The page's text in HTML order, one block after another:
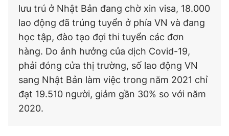
lưu trú ở Nhật Bản đang chờ xin visa, 18.000
lao động đã trúng tuyển ở phía VN và đang
học tập, đào tạo đợi thi tuyển các đơn
hàng. Do ảnh hưởng của dịch Covid-19,
phải đóng cửa thị trường, số lao động VN
sang Nhật Bản làm việc trong năm 2021 chỉ
đạt 19.510 người, giảm gần 30% so với năm
2020.